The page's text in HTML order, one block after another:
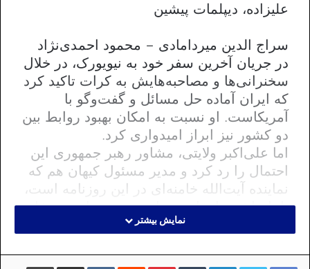
علیزاده، دیپلمات پیشین
سراج الدین میردامادی − محمود احمدی‌نژاد
در جریان آخرین سفر خود به نیویورک، در خلال
سخنرانی‌ها و مصاحبه‌هایش به کرات تاکید کرد
که ایران آماده‌ حل مسائل و گفت‌وگو با
آمریکاست. او نسبت به امکان بهبود روابط بین
دو کشور نیز ابراز امیدواری کرد.
اما علی‌اکبر ولایتی، مشاور رهبر جمهوری این
احتمال را رد کرد و مدیر مسئول کیهان هم که
نماینده‌ آیت‌الله خامنه‌ای در این روزنامه است،
با یادداشتی انتقادی مواضع محمود احمدی‌نژاد
از حسین علیزاده، دیپلمات پیشین و کارشناس
نمایش بیشتر
لینکداینتامبلر پینتریستReddit
VKontakte
اشتراک گذاری با ایمیل چاپ